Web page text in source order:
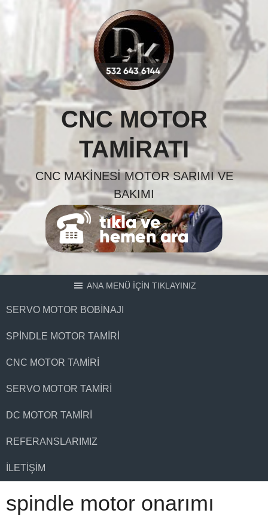
CNC MOTOR
TAMIRATI
CNC MAKINESI MOTOR SARIMI VE
BAKIMI
ANA MENÜ İÇİN TIKLAYINIZ
SERVO MOTOR BOBINAJI
SPINDLE MOTOR TAMIRI
CNC MOTOR TAMIRI
SERVO MOTOR TAMIRI
DC MOTOR TAMIRI
REFERANSLARIMIZ
İLETIŞIM
spindle motor onarımı